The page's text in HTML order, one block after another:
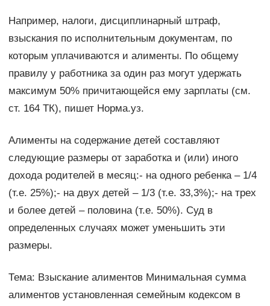
Например, налоги, дисциплинарный штраф,
взыскания по исполнительным документам, по
которым уплачиваются и алименты. По общему
правилу у работника за один раз могут удержать
максимум 50% причитающейся ему зарплаты (см.
ст. 164 ТК), пишет Норма.уз.
Алименты на содержание детей составляют
следующие размеры от заработка и (или) иного
дохода родителей в месяц:- на одного ребенка – 1/4
(т.е. 25%);- на двух детей – 1/3 (т.е. 33,3%);- на трех
и более детей – половина (т.е. 50%). Суд в
определенных случаях может уменьшить эти
размеры.
Тема: Взыскание алиментов Минимальная сумма
алиментов установленная семейным кодексом в